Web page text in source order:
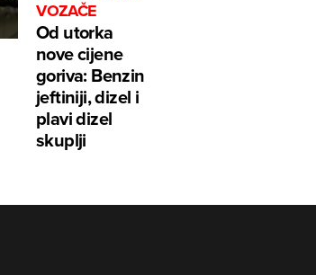
VOZAČE
Od utorka
nove cijene
goriva: Benzin
jeftiniji, dizel i
plavi dizel
skuplji